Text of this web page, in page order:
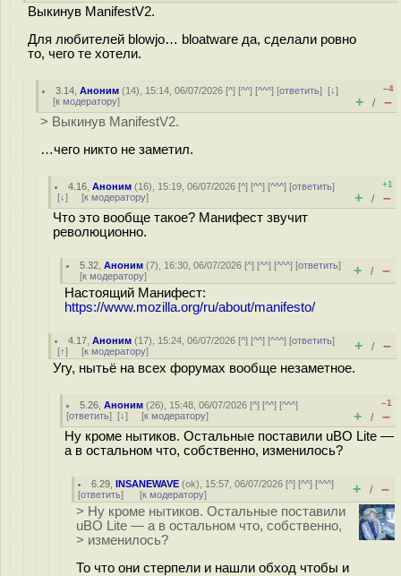
Выкинув ManifestV2.
Для любителей blowjo… bloatware да, сделали ровно
то, чего те хотели.
3.14 ,Аноним (14), 15:14, 06/07/2026 [^] [^^] [^^^] [ответить][↓]
[к модератору]
–4
+ / –
> Выкинув ManifestV2.
…чего никто не заметил.
4.16 ,Аноним (16), 15:19, 06/07/2026 [^] [^^] [^^^] [ответить]
[↓] [к модератору]
+1
+ / –
Что это вообще такое? Манифест звучит
революционно.
5.32 ,Аноним (7), 16:30, 06/07/2026 [^] [^^] [^^^] [ответить]
[к модератору] + / –
Настоящий Манифест:
https://www.mozilla.org/ru/about/manifesto/
4.17 ,Аноним (17), 15:24, 06/07/2026 [^] [^^] [^^^] [ответить]
[↑] [к модератору] + / –
Угу, нытьё на всех форумах вообще незаметное.
5.26 ,Аноним (26), 15:48, 06/07/2026 [^] [^^] [^^^]
[ответить] [↓] [к модератору]
–1
+ / –
Ну кроме нытиков. Остальные поставили uBO Lite —
а в остальном что, собственно, изменилось?
6.29 ,INSANEWAVE (ok), 15:57, 06/07/2026 [^] [^^] [^^^]
[ответить] [к модератору] + / –
> Ну кроме нытиков. Остальные поставили
uBO Lite — а в остальном что, собственно,
> изменилось?
То что они стерпели и нашли обход чтобы и